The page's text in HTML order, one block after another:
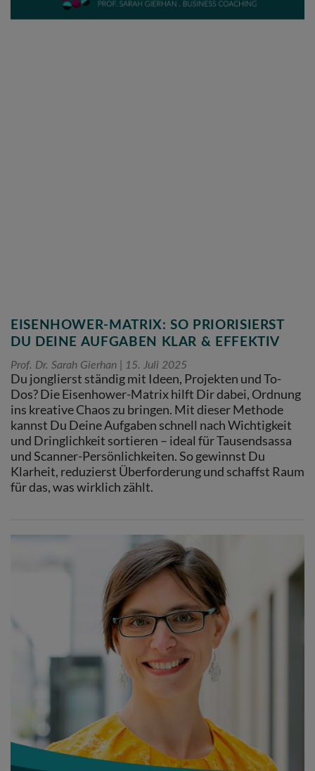
EISENHOWER-MATRIX: SO PRIORISIERST
DU DEINE AUFGABEN KLAR & EFFEKTIV
Prof. Dr. Sarah Gierhan 15. Juli 2025
Du jonglierst ständig mit Ideen, Projekten und To-
Dos? Die Eisenhower-Matrix hilft Dir dabei, Ordnung
ins kreative Chaos zu bringen. Mit dieser Methode
kannst Du Deine Aufgaben schnell nach Wichtigkeit
und Dringlichkeit sortieren – ideal für Tausendsassa
und Scanner-Persönlichkeiten. So gewinnst Du
Klarheit, reduzierst Überforderung und schaffst Raum
für das, was wirklich zählt.